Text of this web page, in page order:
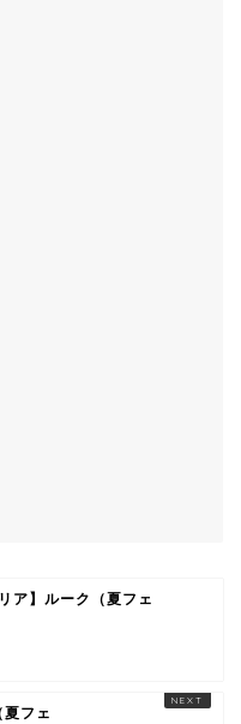
ア】ルーク（夏フェ
夏フェ